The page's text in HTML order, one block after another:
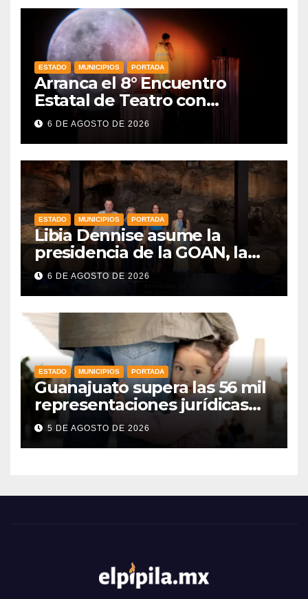
ESTADO MUNICIPIOS PORTADA
Arranca el 8° Encuentro
Estatal de Teatro con
producciones locales
6 DE AGOSTO DE 2026
ESTADO MUNICIPIOS PORTADA
Libia Dennise asume la
presidencia de la GOAN, la
alianza de gobernadores del
PAN
6 DE AGOSTO DE 2026
ESTADO MUNICIPIOS PORTADA
Guanajuato supera las 56 mil
representaciones jurídicas
para tutelar los derechos de
la niñez
5 DE AGOSTO DE 2026